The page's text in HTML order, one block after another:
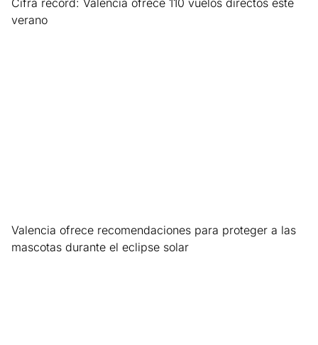
Cifra récord: Valencia ofrece 110 vuelos directos este
verano
Valencia ofrece recomendaciones para proteger a las
mascotas durante el eclipse solar